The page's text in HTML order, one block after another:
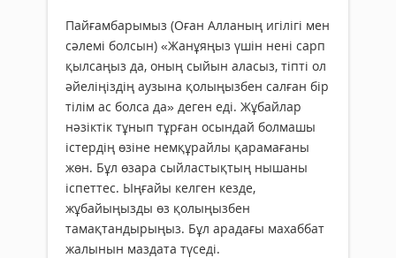
Пайғамбарымыз (Оған Алланың игілігі мен
сәлемі болсын) «Жанұяңыз үшін нені сарп
қылсаңыз да, оның сыйын аласыз, тіпті ол
әйеліңіздің аузына қолыңызбен салған бір
тілім ас болса да» деген еді. Жұбайлар
нәзіктік тұнып тұрған осындай болмашы
істердің өзіне немқұрайлы қарамағаны
жөн. Бұл өзара сыйластықтың нышаны
іспеттес. Ыңғайы келген кезде,
жұбайыңызды өз қолыңызбен
тамақтандырыңыз. Бұл арадағы махаббат
жалынын маздата түседі.